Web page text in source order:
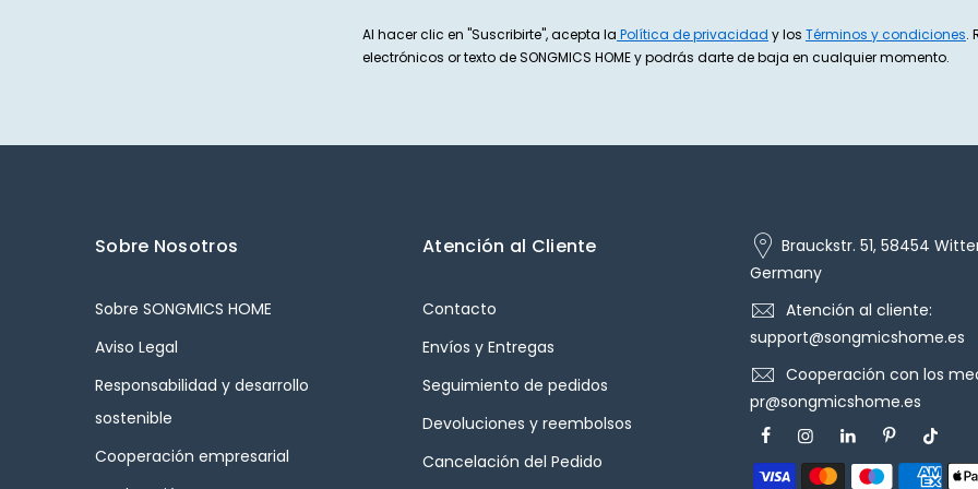
Al hacer clic en "Suscribirte", acepta la Política de privacidad y los Términos y condiciones.
electrónicos or texto de SONGMICS HOME y podrás darte de baja en cualquier momento.
Sobre Nosotros
Sobre SONGMICS HOME
Aviso Legal
Responsabilidad y desarrollo
sostenible
Cooperación empresarial
Atención al Cliente
Contacto
Envíos y Entregas
Seguimiento de pedidos
Devoluciones y reembolsos
Cancelación del Pedido
Brauckstr. 51, 58454
Germany
Atención al cliente:
support@songmicshome.es
Cooperación con los
pr@songmicshome.es